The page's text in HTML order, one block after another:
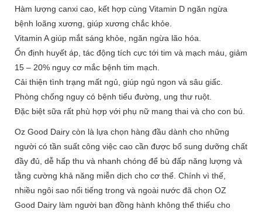
Hàm lượng canxi cao, kết hợp cùng Vitamin D ngăn ngừa
bệnh loãng xương, giúp xương chắc khỏe.
Vitamin A giúp mắt sáng khỏe, ngăn ngừa lão hóa.
Ổn định huyết áp, tác động tích cực tới tim và mạch máu, giảm
15 – 20% nguy cơ mắc bệnh tim mạch.
Cải thiện tình trạng mất ngủ, giúp ngủ ngon và sâu giấc.
Phòng chống nguy có bệnh tiểu đường, ung thư ruột.
Đặc biệt sữa rất phù hợp với phụ nữ mang thai và cho con bú.
Oz Good Dairy còn là lựa chọn hàng đầu dành cho những
người có tần suất công việc cao cần được bổ sung dưỡng chất
đầy đủ, dễ hấp thu và nhanh chóng để bù đấp năng lượng và
tằng cường khả năng miễn dịch cho cơ thể. Chính vì thế,
nhiều ngôi sao nổi tiếng trong và ngoài nước đã chọn OZ
Good Dairy làm người bạn đồng hành không thể thiếu cho